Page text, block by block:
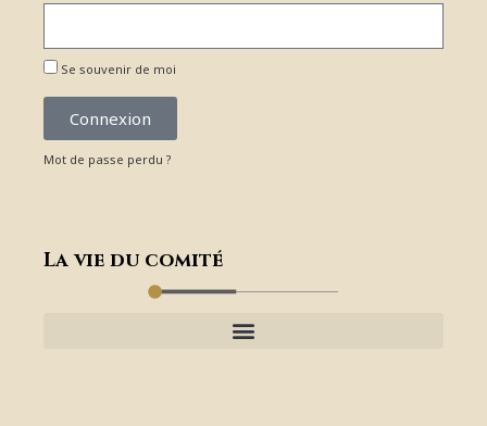
Se souvenir de moi
Connexion
Mot de passe perdu ?
La vie du comité